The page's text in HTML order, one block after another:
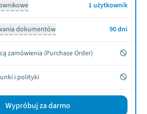
1 użytkownik
dokumentów 90 dni
zamówienia (Purchase Order)
i polityki
Wypróbuj za darmo